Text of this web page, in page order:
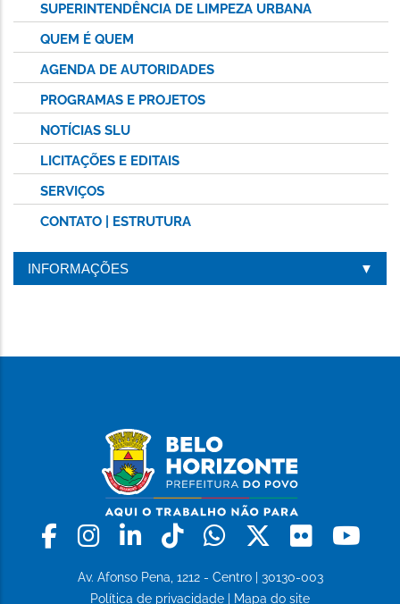
SUPERINTENDÊNCIA DE LIMPEZA URBANA
QUEM É QUEM
AGENDA DE AUTORIDADES
PROGRAMAS E PROJETOS
NOTÍCIAS SLU
LICITAÇÕES E EDITAIS
SERVIÇOS
CONTATO | ESTRUTURA
INFORMAÇÕES
Facebook
Instagram
LinkedinTiktokWhatsapp
X Flickr
Av. Afonso Pena, 1212 - Centro | 30130-003
Política de privacidade
Mapa do site